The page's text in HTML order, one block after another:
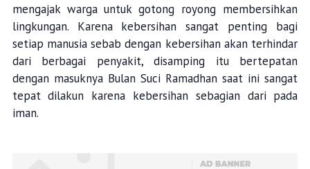
mengajak warga untuk gotong royong membersihkan
lingkungan. Karena kebersihan sangat penting bagi
setiap manusia sebab dengan kebersihan akan terhindar
dari berbagai penyakit, disamping itu bertepatan
dengan masuknya Bulan Suci Ramadhan saat ini sangat
tepat dilakun karena kebersihan sebagian dari pada
iman.